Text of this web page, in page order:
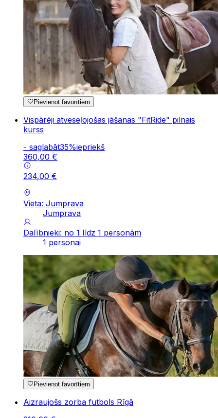
Pievienot favorītiem
Vispārēji atveseļojošas jāšanas "FitRide" pilnais
kurss
- saglabāt35%iepriekš
360,00 €
234,00 €
Vieta: Jumprava
Jumprava
Dalībnieki: no 1 līdz 1 personām
1 personai
Pievienot favorītiem
Aizraujošs zorba futbols Rīgā